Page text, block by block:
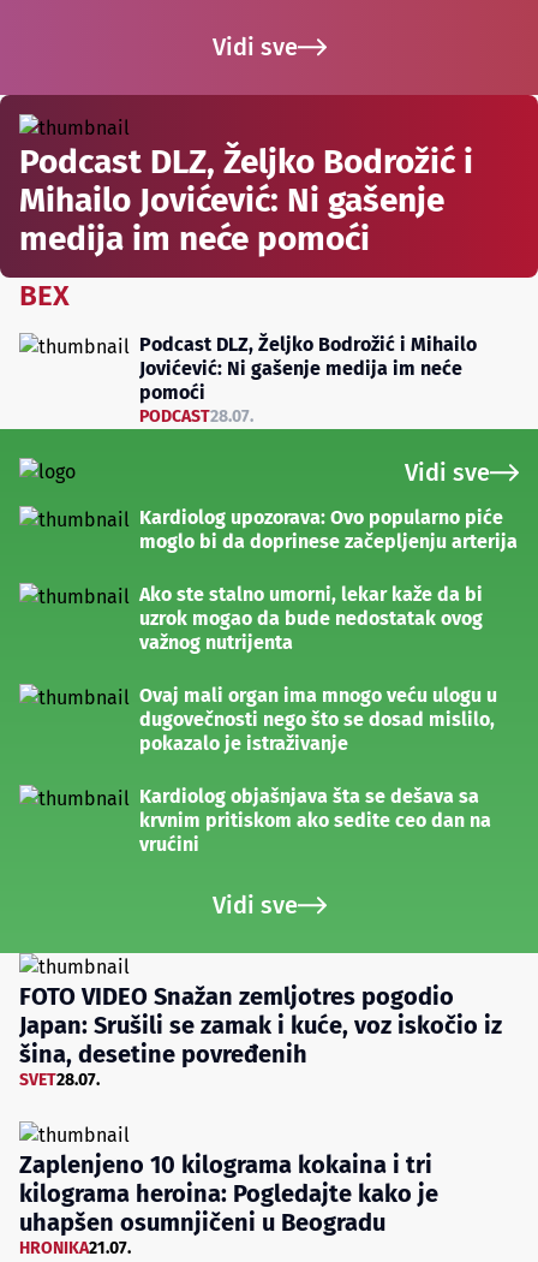
Vidi sve
Podcast DLZ, Željko Bodrožić i
Mihailo Jovićević: Ni gašenje
medija im neće pomoći
BEX
Podcast DLZ, Željko Bodrožić i Mihailo
Jovićević: Ni gašenje medija im neće
pomoći
PODCAST28.07.
Vidi sve
Kardiolog upozorava: Ovo popularno piće
moglo bi da doprinese začepljenju arterija
Ako ste stalno umorni, lekar kaže da bi
uzrok mogao da bude nedostatak ovog
važnog nutrijenta
Ovaj mali organ ima mnogo veću ulogu u
dugovečnosti nego što se dosad mislilo,
pokazalo je istraživanje
Kardiolog objašnjava šta se dešava sa
krvnim pritiskom ako sedite ceo dan na
vrućini
Vidi sve
FOTO VIDEO Snažan zemljotres pogodio
Japan: Srušili se zamak i kuće, voz iskočio iz
šina, desetine povređenih
SVET28.07.
Zaplenjeno 10 kilograma kokaina i tri
kilograma heroina: Pogledajte kako je
uhapšen osumnjičeni u Beogradu
HRONIKA21.07.